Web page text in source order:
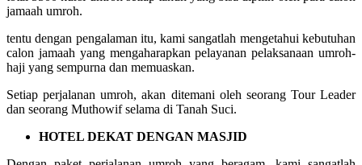
jamaah umroh.
tentu dengan pengalaman itu, kami sangatlah mengetahui kebutuhan
calon jamaah yang mengaharapkan pelayanan pelaksanaan umroh-
haji yang sempurna dan memuaskan.
Setiap perjalanan umroh, akan ditemani oleh seorang Tour Leader
dan seorang Muthowif selama di Tanah Suci.
HOTEL DEKAT DENGAN MASJID